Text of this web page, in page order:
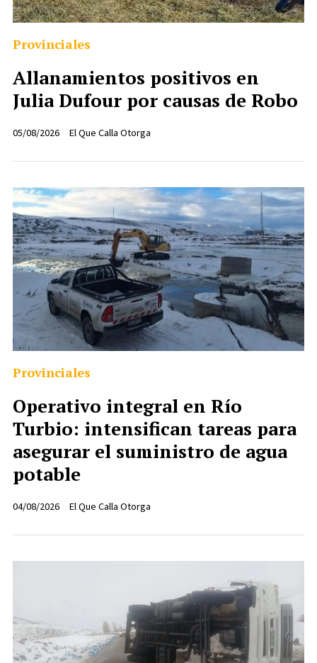
Allanamientos positivos en
Julia Dufour por causas de Robo
El Que Calla Otorga
Provinciales
05/08/2026
Operativo integral en Río
Turbio: intensifican tareas para
asegurar el suministro de agua
potable
El Que Calla Otorga
Provinciales
04/08/2026